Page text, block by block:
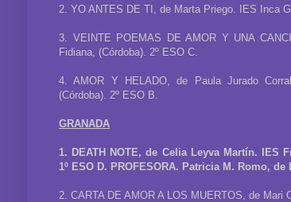
2. YO ANTES DE TI, de Marta Priego. IES Inca
3. VEINTE POEMAS DE AMOR Y UNA
Fidiana, (Córdoba). 2º ESO C.
4. AMOR Y HELADO, de Paula Jurado
(Córdoba). 2º ESO B.
GRANADA
1. DEATH NOTE, de Celia Leyva Martín. IES
1º ESO D. PROFESORA. Patricia M. Romo,
2. CARTA DE AMOR A LOS MUERTOS, de Mari